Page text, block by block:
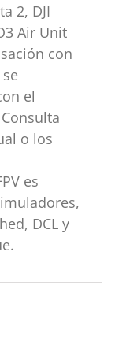
2, DJI
Air Unit
con
el
o los
es
DCL y